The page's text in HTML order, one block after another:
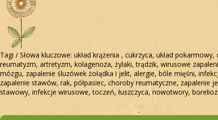
Tagi / Słowa kluczowe: układ krążenia , cukrzyca, układ
reumatyzm, artretyzm, kolagenoza, żylaki, trądzik, wirusowe
mózgu, zapalenie śluzówek żołądka i jelit, alergie, bóle mięśni,
zapalenie stawów, rak, półpasiec, choroby reumatyczne,
stawowy, infekcje wirusowe, toczeń, łuszczyca, nowotwory,